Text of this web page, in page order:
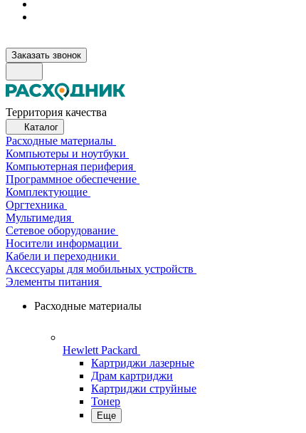
Заказать звонок
Территория качества
Каталог
Расходные материалы
Компьютеры и ноутбуки
Компьютерная периферия
Программное обеспечение
Комплектующие
Оргтехника
Мультимедия
Сетевое оборудование
Носители информации
Кабели и переходники
Аксессуары для мобильных устройств
Элементы питания
Расходные материалы
Hewlett Packard
Картриджи лазерные
Драм картриджи
Картриджи струйные
Тонер
Еще